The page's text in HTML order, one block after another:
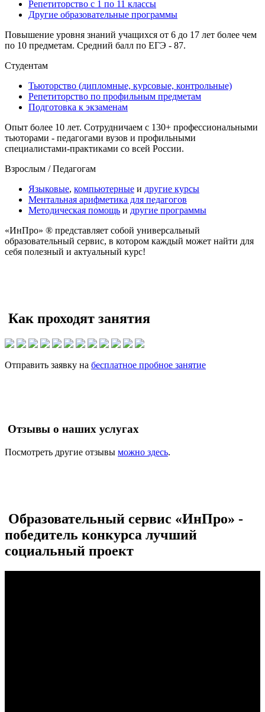
Репетиторство с 1 по 11 классы
Другие образовательные программы
Повышение уровня знаний учащихся от 6 до 17 лет более чем
по 10 предметам. Средний балл по ЕГЭ - 87.
Студентам
Тьюторство (дипломные, курсовые, контрольные)
Репетиторство по профильным предметам
Подготовка к экзаменам
Опыт более 10 лет. Сотрудничаем с 130+ профессиональными
тьюторами - педагогами вузов и профильными
специалистами-практиками cо всей России.
Взрослым / Педагогам
Языковые, компьютерные и другие курсы
Ментальная арифметика для педагогов
Методическая помощь и другие программы
«ИнПро» ® представляет собой универсальный
образовательный сервис, в котором каждый может найти для
себя полезный и актуальный курс!
Как проходят занятия
Отправить заявку на бесплатное пробное занятие
Отзывы о наших услугах
Посмотреть другие отзывы можно здесь.
Образовательный сервис «ИнПро» -
победитель конкурса лучший
социальный проект